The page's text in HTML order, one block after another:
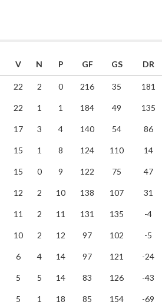
V N P GF GS DR
22 2 0 216 35 181
22 1 1 184 49 135
17 3 4 140 54 86
15 1 8 124 110 14
15 0 9 122 75 47
12 2 10 138 107 31
11 2 11 131 135 -4
10 2 12 97 102 -5
6 4 14 97 121 -24
5 5 14 83 126 -43
5 1 18 85 154 -69